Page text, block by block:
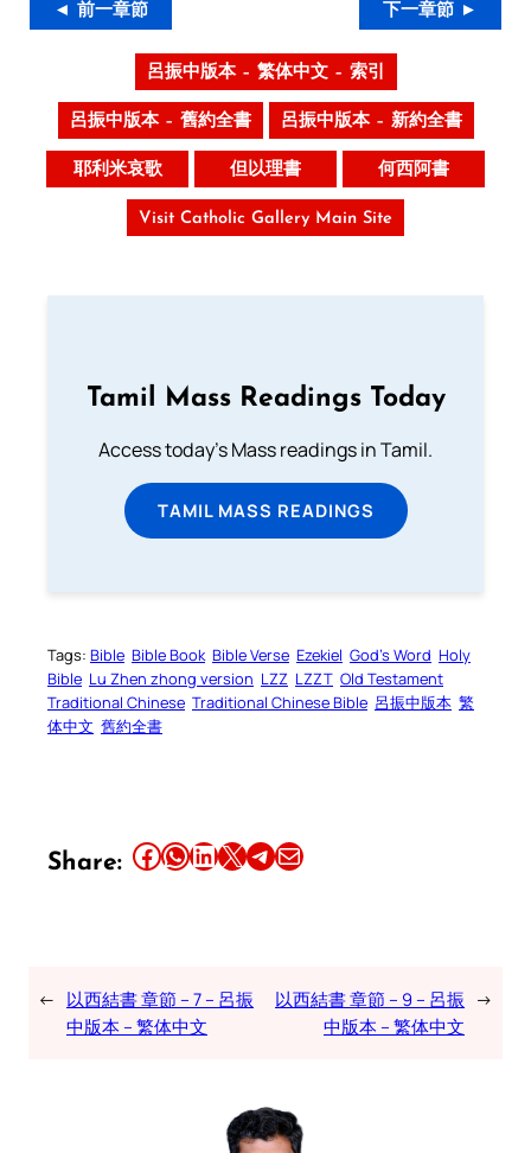
◄ 前一章節 下一章節 ►
呂振中版本 – 繁体中文 – 索引
呂振中版本 – 舊約全書 呂振中版本 – 新約全書
耶利米哀歌 但以理書 何西阿書
Visit Catholic Gallery Main Site
Tamil Mass Readings Today
Access today's Mass readings in Tamil.
TAMIL MASS READINGS
Tags: Bible Bible Book Bible Verse Ezekiel God’s Word Holy
Bible Lu Zhen zhong version LZZ LZZT Old Testament
Traditional Chinese Traditional Chinese Bible 呂振中版本 繁
体中文 舊約全書
Share: Share this article on Facebook Share this article on WhatsApp Share this article on LinkedIn Share this article on X Share this article on TelegramEmail this Article
← 以西結書 章節 – 7 – 呂振
中版本 – 繁体中文
以西結書 章節 – 9 – 呂振
中版本 – 繁体中文
→